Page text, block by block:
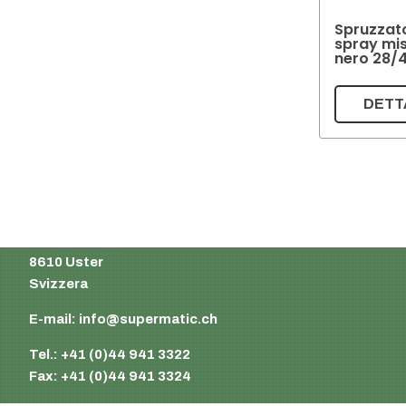
spray
nero 28/
8610 Uster
Svizzera
E-mail: info@supermatic.ch
Tel.: +41 (0)44 941 3322
Fax: +41 (0)44 941 3324